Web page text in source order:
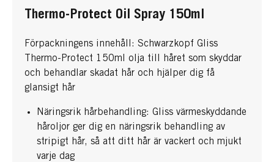
Thermo-Protect Oil Spray 150ml
Förpackningens innehåll: Schwarzkopf Gliss
Thermo-Protect 150ml olja till håret som skyddar
och behandlar skadat hår och hjälper dig få
glansigt hår
Näringsrik hårbehandling: Gliss värmeskyddande
håroljor ger dig en näringsrik behandling av
stripigt hår, så att ditt hår är vackert och mjukt
varje dag